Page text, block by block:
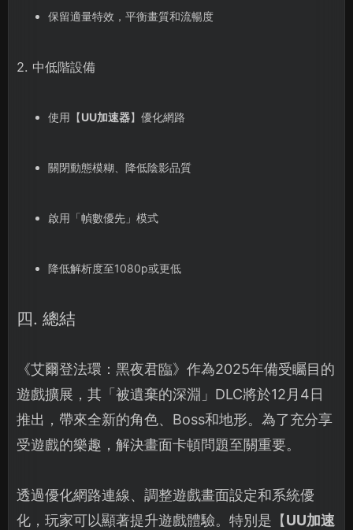
保留適量特效，平衡畫質和流暢度
2. 中低階設備
使用【UU加速器】優化網路
關閉動態模糊、降低陰影品質
啟用「幀數優先」模式
降低解析度至1080p或更低
四. 總結
《艾爾登法環：黑夜君臨》作為2025年備受矚目的
遊戲擴展，其「被遺棄的深淵」DLC將於12月4日
推出，帶來全新的角色、Boss和地形。為了充分享
受遊戲的樂趣，解決畫面卡頓問題至關重要。
透過優化網路連線、調整遊戲畫面設定和系統優
化，玩家可以顯著提升遊戲體驗。特別是【UU加速